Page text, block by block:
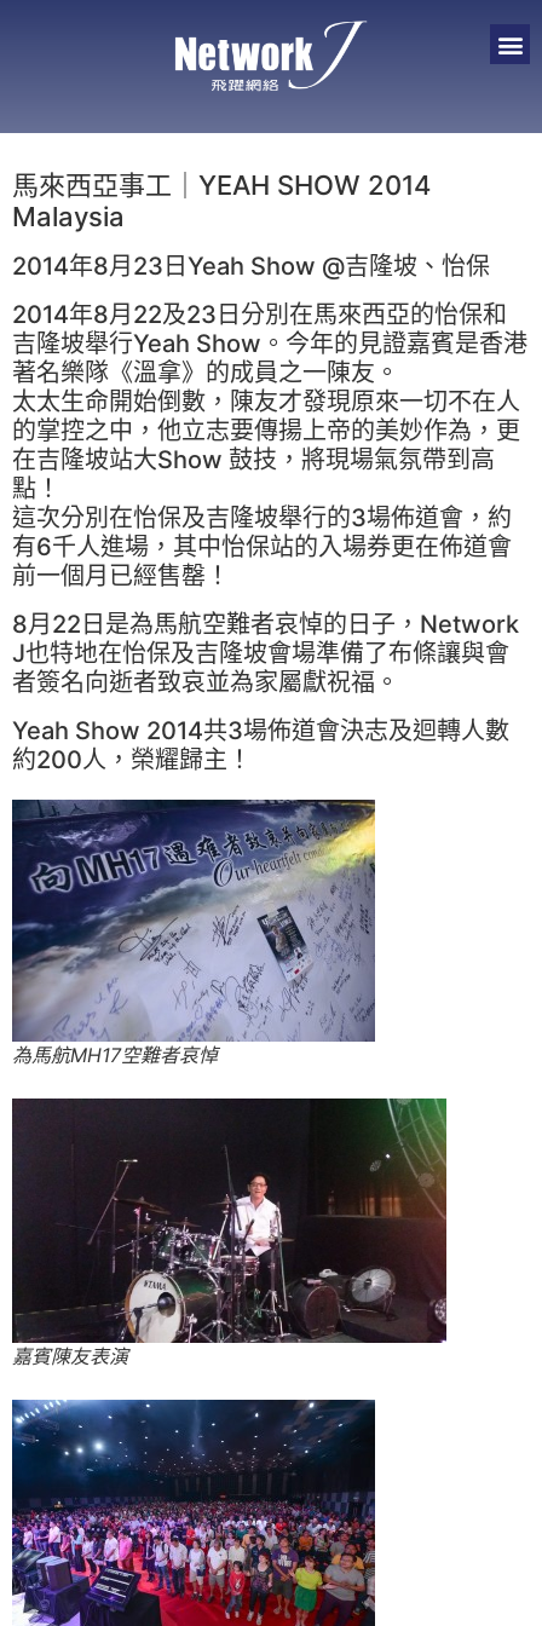
馬來西亞事工｜YEAH SHOW 2014
Malaysia
2014年8月23日Yeah Show @吉隆坡、怡保
2014年8月22及23日分別在馬來西亞的怡保和
吉隆坡舉行Yeah Show。今年的見證嘉賓是香港
著名樂隊《溫拿》的成員之一陳友。
太太生命開始倒數，陳友才發現原來一切不在人
的掌控之中，他立志要傳揚上帝的美妙作為，更
在吉隆坡站大Show 鼓技，將現場氣氛帶到高
點！
這次分別在怡保及吉隆坡舉行的3場佈道會，約
有6千人進場，其中怡保站的入場券更在佈道會
前一個月已經售罄！
8月22日是為馬航空難者哀悼的日子，Network
J也特地在怡保及吉隆坡會場準備了布條讓與會
者簽名向逝者致哀並為家屬獻祝福。
Yeah Show 2014共3場佈道會決志及迴轉人數
約200人，榮耀歸主！
為馬航MH17空難者哀悼
嘉賓陳友表演